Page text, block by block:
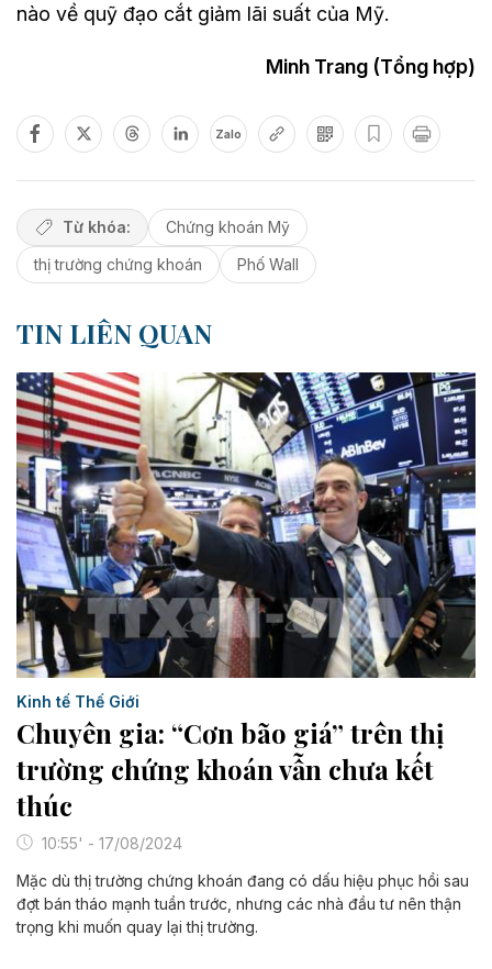
nào về quỹ đạo cắt giảm lãi suất của Mỹ.
Minh Trang (Tổng hợp)
Zalo
Từ khóa:
Chứng khoán Mỹ
thị trường chứng khoán
Phố Wall
TIN LIÊN QUAN
Kinh tế Thế Giới
Chuyên gia: “Cơn bão giá” trên thị
trường chứng khoán vẫn chưa kết
thúc
10:55' - 17/08/2024
Mặc dù thị trường chứng khoán đang có dấu hiệu phục hồi sau
đợt bán tháo mạnh tuần trước, nhưng các nhà đầu tư nên thận
trọng khi muốn quay lại thị trường.